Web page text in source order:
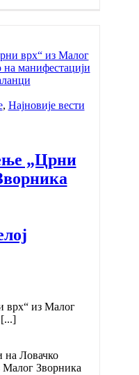
врх“ из Малог
на манифестацији
, Најновије вести
„Црни
врх“ из Малог
[...]
на Ловачко
Зворника